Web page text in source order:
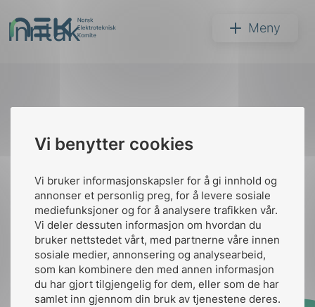
Vi benytter cookies
Vi bruker informasjonskapsler for å gi innhold og
annonser et personlig preg, for å levere sosiale
mediefunksjoner og for å analysere trafikken vår.
Vi deler dessuten informasjon om hvordan du
bruker nettstedet vårt, med partnerne våre innen
sosiale medier, annonsering og analysearbeid,
som kan kombinere den med annen informasjon
du har gjort tilgjengelig for dem, eller som de har
samlet inn gjennom din bruk av tjenestene deres.
til
innhold
NEK Meny
Søk
Inntak
Kontakt oss
Ansatte
nek@nek.no
Kontakt
Bruk av Cookies